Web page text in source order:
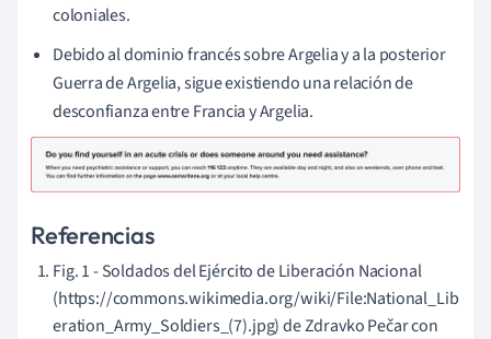
coloniales.
Debido al dominio francés sobre Argelia y a la posterior
Guerra de Argelia, sigue existiendo una relación de
desconfianza entre Francia y Argelia.
Referencias
Fig. 1 - Soldados del Ejército de Liberación Nacional
(https://commons.wikimedia.org/wiki/File:National_Lib
eration_Army_Soldiers_(7).jpg) de Zdravko Pečar con